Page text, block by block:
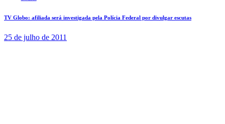
TV Globo: afiliada será investigada pela Polícia Federal por divulgar escutas
25 de julho de 2011